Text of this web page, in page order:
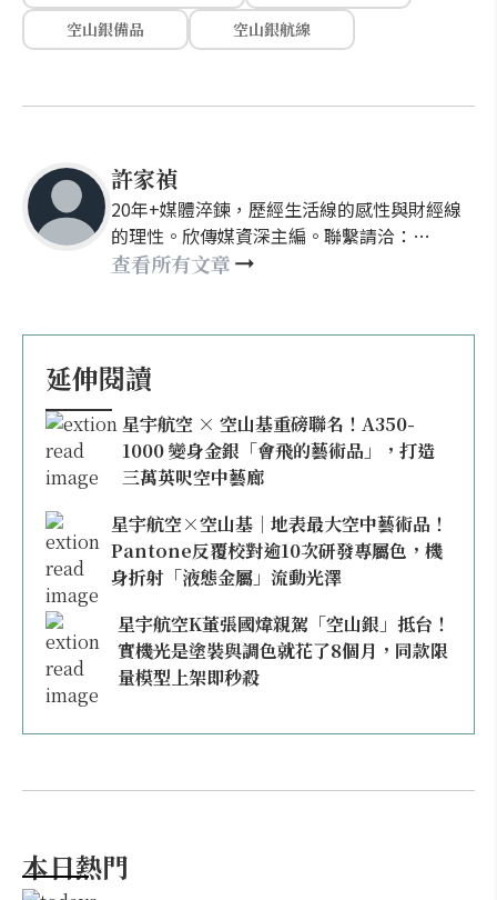
空山銀備品
空山銀航線
許家禎
20年+媒體淬鍊，歷經生活線的感性與財經線
的理性。欣傳媒資深主編。聯繫請洽：
nellyhsu@xinmedia.com
查看所有文章
延伸閱讀
星宇航空 × 空山基重磅聯名！A350-
1000 變身金銀「會飛的藝術品」，打造
三萬英呎空中藝廊
星宇航空×空山基｜地表最大空中藝術品！
Pantone反覆校對逾10次研發專屬色，機
身折射「液態金屬」流動光澤
星宇航空K董張國煒親駕「空山銀」抵台！
實機光是塗裝與調色就花了8個月，同款限
量模型上架即秒殺
本日熱門